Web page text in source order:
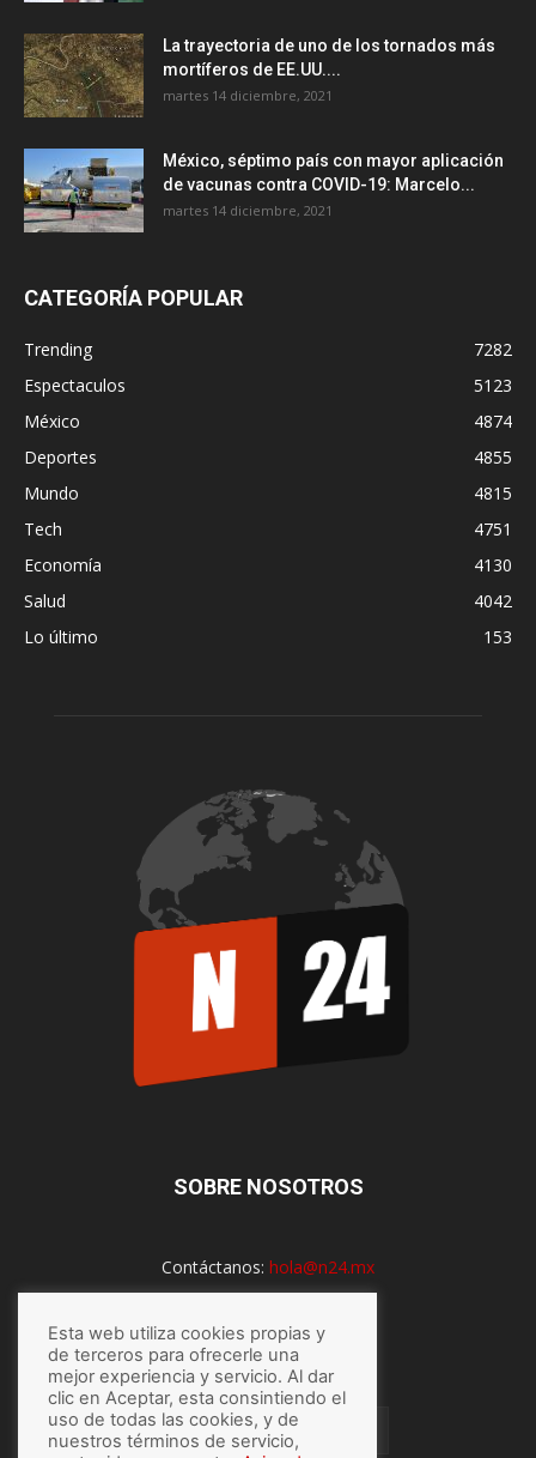
La trayectoria de uno de los tornados más
mortíferos de EE.UU....
martes 14 diciembre, 2021
México, séptimo país con mayor aplicación
de vacunas contra COVID-19: Marcelo...
martes 14 diciembre, 2021
CATEGORÍA POPULAR
Trending
7282
Espectaculos
5123
México
4874
Deportes
4855
Mundo
4815
Tech
4751
Economía
4130
Salud
4042
Lo último
153
SOBRE NOSOTROS
Contáctanos: hola@n24.mx
SÍGUENOS
Esta web utiliza cookies propias y
de terceros para ofrecerle una
mejor experiencia y servicio. Al dar
clic en Aceptar, esta consintiendo el
uso de todas las cookies, y de
nuestros términos de servicio,